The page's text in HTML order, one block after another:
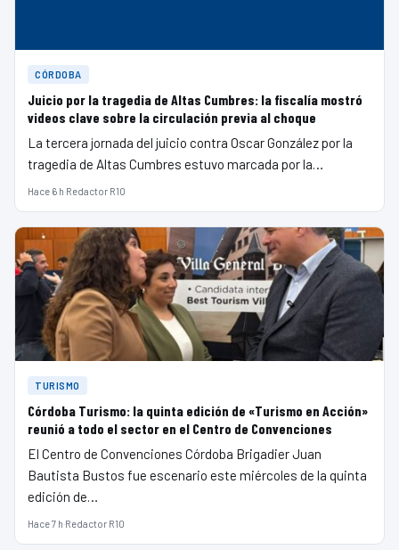
CÓRDOBA
Juicio por la tragedia de Altas Cumbres: la fiscalía mostró
videos clave sobre la circulación previa al choque
La tercera jornada del juicio contra Oscar González por la
tragedia de Altas Cumbres estuvo marcada por la…
Hace 6 h·Redactor R10
TURISMO
Córdoba Turismo: la quinta edición de «Turismo en Acción»
reunió a todo el sector en el Centro de Convenciones
El Centro de Convenciones Córdoba Brigadier Juan
Bautista Bustos fue escenario este miércoles de la quinta
edición de…
Hace 7 h·Redactor R10